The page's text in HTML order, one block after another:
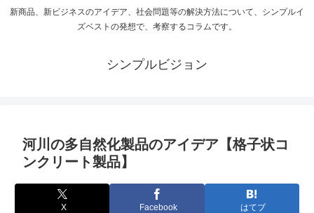
新商品、新ビジネスのアイデア、社会問題等の解決方法について、シンプルイ
ズベストの発想で、考察するコラムです。
シンプルビジョン
河川の多自然化製品のアイデア【格子状コ
ンクリート製品】
X Facebook はてブ